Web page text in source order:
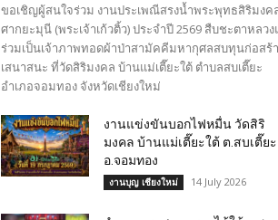
ขอเชิญผู้สนใจร่วม งานประเพณีสรงน้ำพระพุทธสิริมงค
ศากยะมุนี (พระเจ้าเก้วติ้ว) ประจำปี 2569 สืบชะตาหลวง
ร่วมเป็นเจ้าภาพทอดผ้าป่าสามัคคีมหากุศลสบทุนก่อสร้
เสนาสนะ ที่วัดสิริมงคล บ้านแม่เตี๊ยะใต้ ตำบลสบเตี๊ยะ
อำเภอจอมทอง จังหวัดเชียงใหม่
งานแข่งขันบอกไฟหมื่น วัดสิริ
มงคล บ้านแม่เตี๊ยะใต้ ต.สบเตี๊ยะ
อ.จอมทอง
งานบุญ เชียงใหม่ 14 July 2026